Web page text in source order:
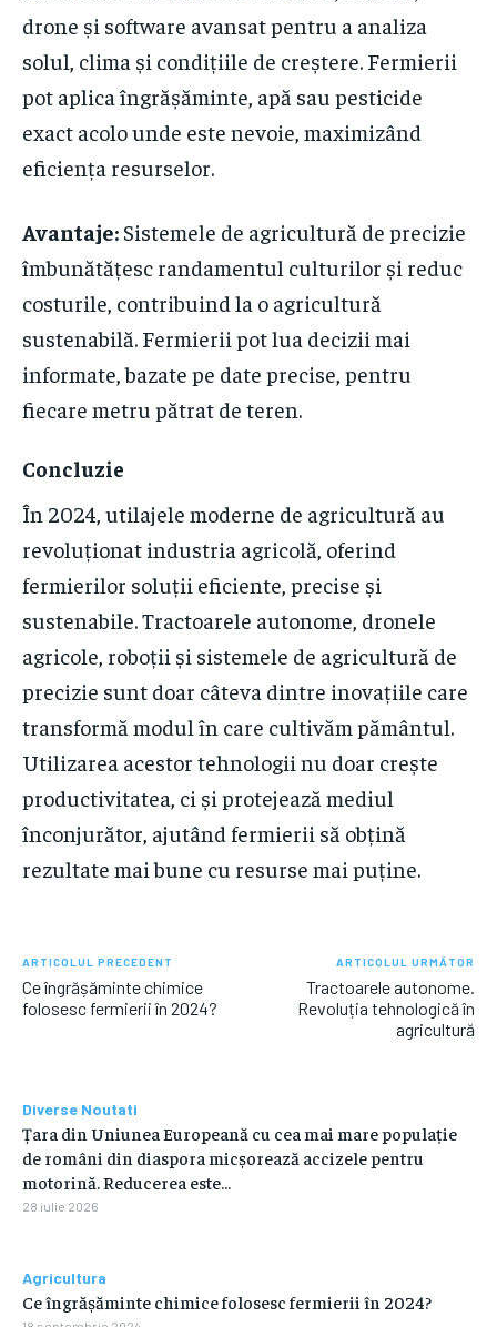
drone și software avansat pentru a analiza
solul, clima și condițiile de creștere. Fermierii
pot aplica îngrășăminte, apă sau pesticide
exact acolo unde este nevoie, maximizând
eficiența resurselor.
Avantaje: Sistemele de agricultură de precizie
îmbunătățesc randamentul culturilor și reduc
costurile, contribuind la o agricultură
sustenabilă. Fermierii pot lua decizii mai
informate, bazate pe date precise, pentru
fiecare metru pătrat de teren.
Concluzie
În 2024, utilajele moderne de agricultură au
revoluționat industria agricolă, oferind
fermierilor soluții eficiente, precise și
sustenabile. Tractoarele autonome, dronele
agricole, roboții și sistemele de agricultură de
precizie sunt doar câteva dintre inovațiile care
transformă modul în care cultivăm pământul.
Utilizarea acestor tehnologii nu doar crește
productivitatea, ci și protejează mediul
înconjurător, ajutând fermierii să obțină
rezultate mai bune cu resurse mai puține.
ARTICOLUL PRECEDENT
Ce îngrășăminte chimice
folosesc fermierii în 2024?
ARTICOLUL URMĂTOR
Tractoarele autonome.
Revoluția tehnologică în
agricultură
Diverse Noutati
Țara din Uniunea Europeană cu cea mai mare populație
de români din diaspora micșorează accizele pentru
motorină. Reducerea este…
28 iulie 2026
Agricultura
Ce îngrășăminte chimice folosesc fermierii în 2024?